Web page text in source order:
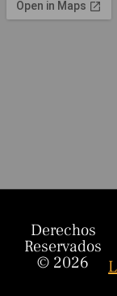
Derechos
Reservados
© 2026